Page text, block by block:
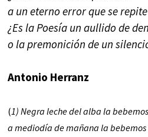
a un eterno error que se
¿Es la Poesía un aullido de
o la premonición de un
Antonio Herranz
(1)Negra leche del alba la
a mediodía de mañana la